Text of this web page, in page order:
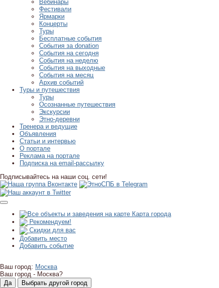
Вебинары
Фестивали
Ярмарки
Концерты
Туры
Бесплатные события
События за donation
События на сегодня
События на неделю
События на выходные
События на месяц
Архив событий
Туры и путешествия
Туры
Осознанные путешествия
Экскурсии
Этно-деревни
Тренера и ведущие
Объявления
Статьи и интервью
О портале
Реклама на портале
Подписка на email-рассылку
Подписывайтесь на наши соц. сети!
Карта города
Рекомендуем!
Скидки для вас
Добавить место
Добавить событие
Ваш город: Москва
Ваш город - Москва?